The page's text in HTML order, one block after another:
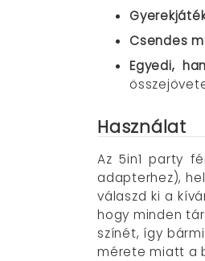
Csendes
Egyedi,
Használat
Az 5in1 party
adapterhez),
válaszd ki a
hogy minden
színét, így
mérete miatt a